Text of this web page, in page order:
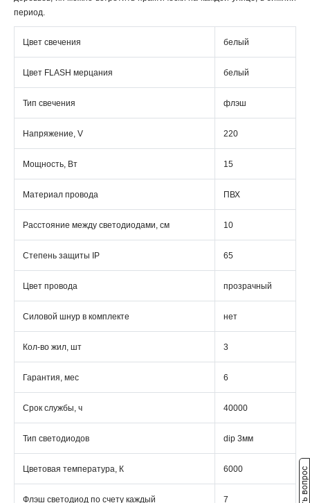
период.
Цвет свечения белый
Цвет FLASH мерцания белый
Тип свечения флэш
Напряжение, V 220
Мощность, Вт 15
Материал провода ПВХ
Расстояние между светодиодами, см 10
Степень защиты IP 65
Цвет провода прозрачный
Силовой шнур в комплекте нет
Кол-во жил, шт 3
Гарантия, мес 6
Срок службы, ч 40000
Тип светодиодов dip 3мм
Цветовая температура, К 6000
Флэш светодиод по счету каждый 7